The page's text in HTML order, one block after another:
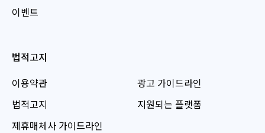
이벤트
법적고지
이용약관
법적고지
제휴매체사 가이드라인
광고 가이드라인
지원되는 플랫폼